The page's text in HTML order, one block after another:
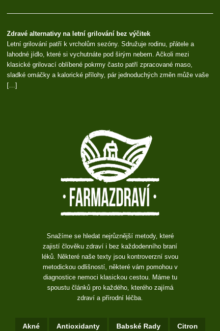
Zdravé alternativy na letní grilování bez výčitek
Letní grilování patří k vrcholům sezóny. Sdružuje rodinu, přátele a
lahodné jídlo, které si vychutnáte pod širým nebem. Ačkoli mezi
klasické grilovací oblíbené pokrmy často patří zpracované maso,
sladké omáčky a kalorické přílohy, pár jednoduchých změn může vaše
[…]
Snažíme se hledat nejrůznější metody, které
zajistí člověku zdraví i bez každodenního braní
léků. Některé naše texty jsou kontroverzní svou
metodickou odlišností, některé vám pomohou v
diagnostice nemoci klasickou cestou. Máme tu
spoustu článků pro každého, kterého zajímá
zdraví a přírodní léčba.
Akné Antioxidanty Babské Rady Citron